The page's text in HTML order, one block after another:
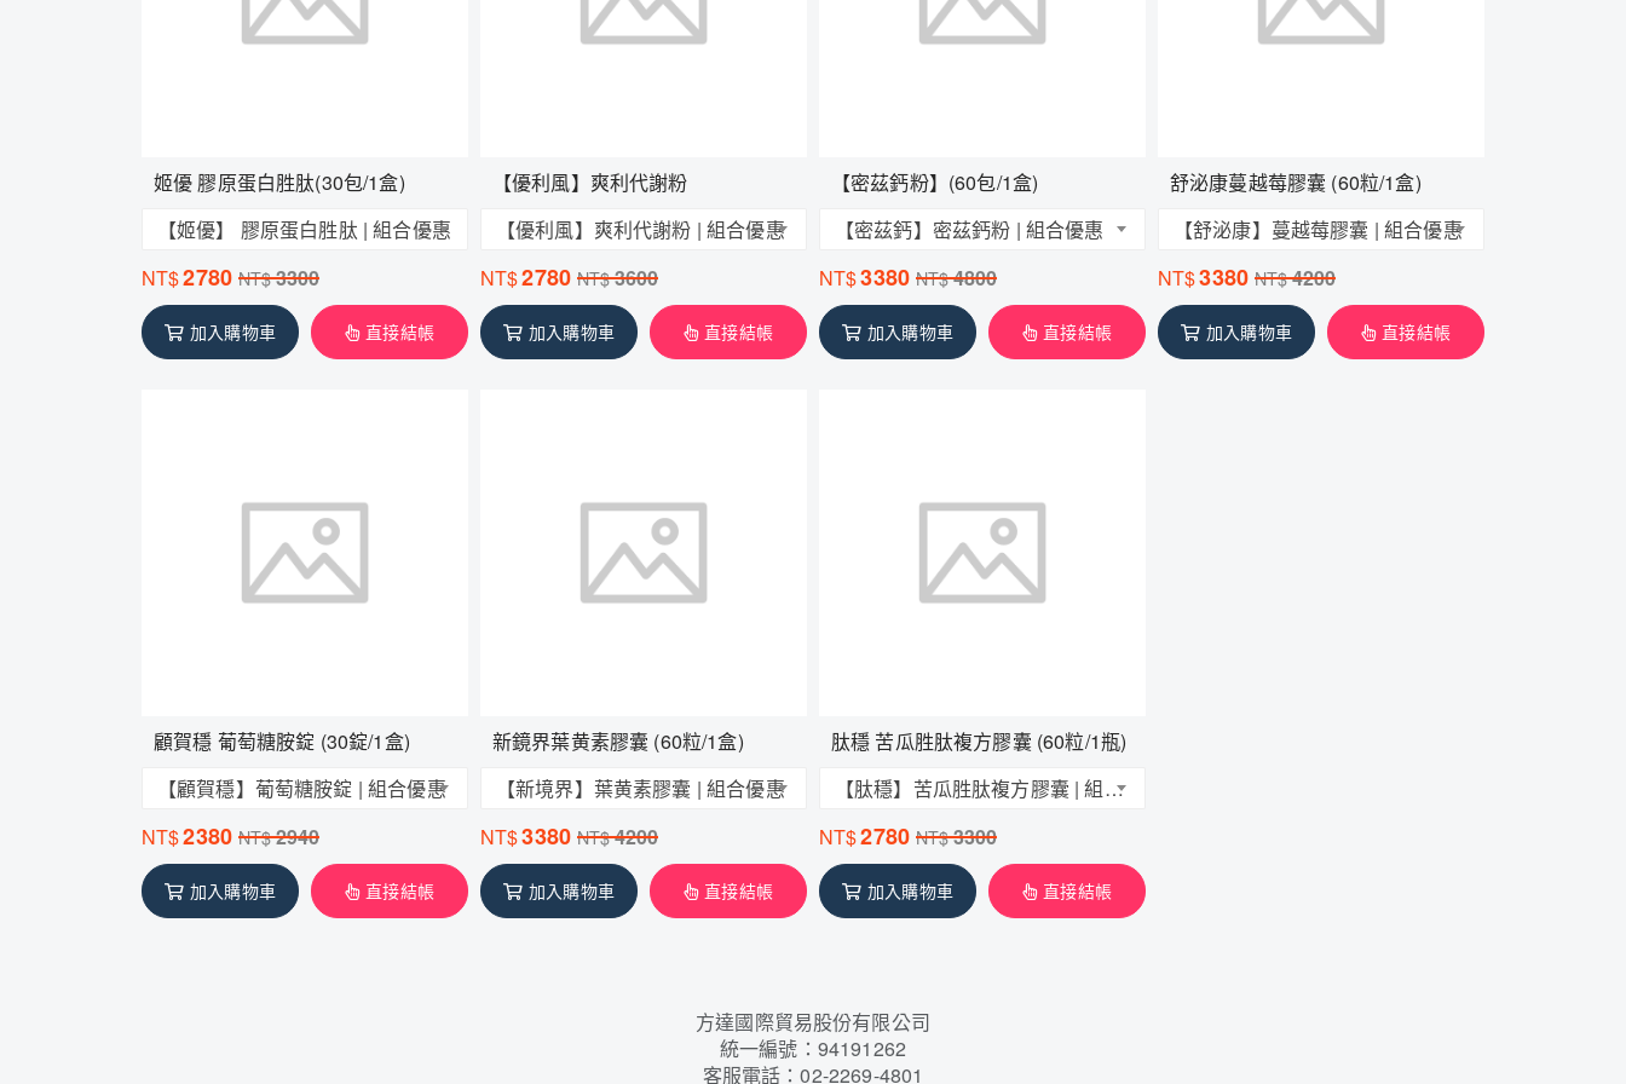
姬優 膠原蛋白胜肽(30包/1盒)
【姬優】 膠原蛋白胜肽 | 組合優惠
NT$2780 NT$3300
加入購物車 直接結帳
【優利風】爽利代謝粉
【優利風】爽利代謝粉 | 組合優惠
NT$2780 NT$3600
加入購物車 直接結帳
【密茲鈣粉】(60包/1盒)
【密茲鈣】密茲鈣粉 | 組合優惠
NT$3380 NT$4800
加入購物車 直接結帳
舒泌康蔓越莓膠囊 (60粒/1盒)
【舒泌康】蔓越莓膠囊 | 組合優惠
NT$3380 NT$4200
加入購物車 直接結帳
顧賀穩 葡萄糖胺錠 (30錠/1盒)
【顧賀穩】葡萄糖胺錠 | 組合優惠
NT$2380 NT$2940
加入購物車 直接結帳
新鏡界葉黄素膠囊 (60粒/1盒)
【新境界】葉黄素膠囊 | 組合優惠
NT$3380 NT$4200
加入購物車 直接結帳
肽穩 苦瓜胜肽複方膠囊 (60粒/1瓶)
【肽穩】苦瓜胜肽複方膠囊 | 組合優惠
NT$2780 NT$3300
加入購物車 直接結帳
方達國際貿易股份有限公司
統一編號：94191262
客服電話：02-2269-4801